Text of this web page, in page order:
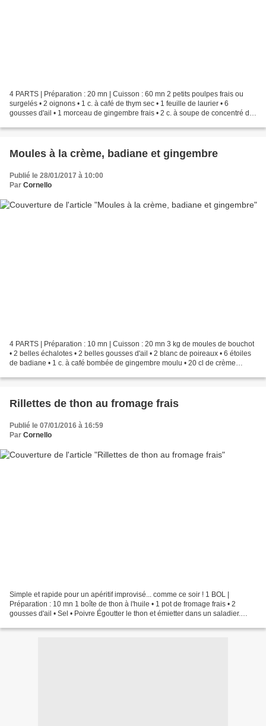
4 PARTS | Préparation : 20 mn | Cuisson : 60 mn 2 petits poulpes frais ou
surgelés • 2 oignons • 1 c. à café de thym sec • 1 feuille de laurier • 6
gousses d'ail • 1 morceau de gingembre frais • 2 c. à soupe de concentré de
Moules à la crème, badiane et gingembre
Publié le 28/01/2017 à 10:00
Par Cornello
4 PARTS | Préparation : 10 mn | Cuisson : 20 mn 3 kg de moules de bouchot
• 2 belles échalotes • 2 belles gousses d'ail • 2 blanc de poireaux • 6 étoiles
de badiane • 1 c. à café bombée de gingembre moulu • 20 cl de crème
Rillettes de thon au fromage frais
Publié le 07/01/2016 à 16:59
Par Cornello
Simple et rapide pour un apéritif improvisé... comme ce soir ! 1 BOL |
Préparation : 10 mn 1 boîte de thon à l'huile • 1 pot de fromage frais • 2
gousses d'ail • Sel • Poivre Égoutter le thon et émietter dans un saladier.